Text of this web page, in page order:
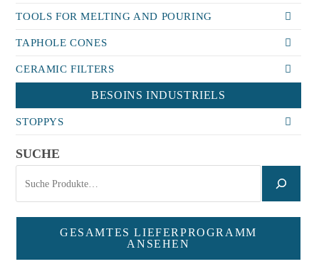
TOOLS FOR MELTING AND POURING
TAPHOLE CONES
CERAMIC FILTERS
BESOINS INDUSTRIELS
STOPPYS
SUCHE
GESAMTES LIEFERPROGRAMM
ANSEHEN